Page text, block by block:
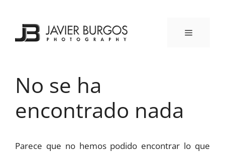
contenido
MENÚ
No se ha
encontrado nada
Parece que no hemos podido encontrar lo que